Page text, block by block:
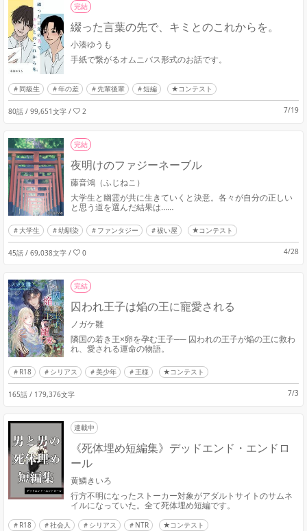
完結
綴った言葉の先で、キミとのこれからを。
小湊ゆうも
手紙で繋がるオムニバス形式のお話です。
同級生 年の差 先輩後輩 短編 ★コンテスト
80話 / 99,651文字 / 2 7/19
完結
夜明けのファジーネーブル
藤音鴻（ふじねこ）
大学生と幽霊が共に生きていくと決意。各々が自分の正しい
と思う道を選んだ結果は……
大学生 幼馴染 ファンタジー 祓い屋 ★コンテスト
45話 / 69,038文字 / 0 4/28
完結
囚われ王子は焔の王に寵愛される
ノガケ雛
隣国の若き王×卵を孕む王子── 囚われの王子が焔の王に救わ
れ、愛される運命の物語。
R18 シリアス 美少年 王様 ★コンテスト
165話 / 179,376文字 7/3
連載中
《死体埋め短編集》デッドエンド・エンドロ
ール
黄鱗きいろ
行方不明になったストーカー対象がアダルトサイトのサムネ
イルになっていた。全て死体埋め短編です。
R18 社会人 シリアス NTR ★コンテスト